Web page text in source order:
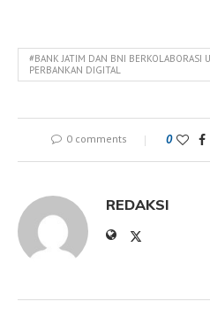
#BANK JATIM DAN BNI BERKOLABORASI
PERBANKAN DIGITAL
0 comments 0
REDAKSI